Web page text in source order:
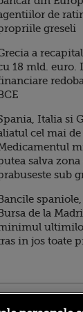
de
greseli
a
18 mld.
Italia si
cel mai de
salva zona
sub
de la
in jos toate